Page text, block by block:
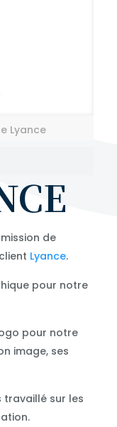
Lyance
de
Lyance.
pour notre
pour notre
image, ses
travaillé sur les